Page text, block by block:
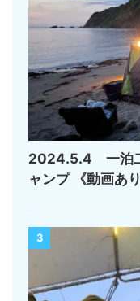
2024.5.4 一泊
ャンプ 《動画あり
3